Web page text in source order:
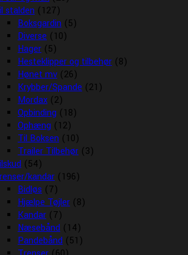
stalden (127)
Boksgardin (5)
Diverse (10)
Hager (5)
Hesteklipper og tilbehør (8)
Hønet mv (26)
Krybber/Spande (21)
Mordax (2)
Opbinding (18)
Ophæng (12)
Til Boksen (10)
Trailer Tilbehør (3)
(54)
kandar (196)
Bidløs (7)
Hjælpe Tøjler (8)
Kandar (7)
Næsebånd (14)
Pandebånd (51)